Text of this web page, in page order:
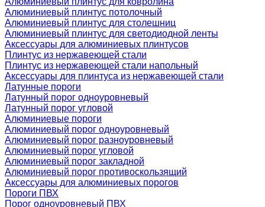
Алюминиевый плинтус потолочный
Алюминиевый плинтус для столешниц
Алюминиевый плинтус для светодиодной ленты
Аксессуары для алюминиевых плинтусов
Плинтус из нержавеющей стали
Плинтус из нержавеющей стали напольный
Аксессуары для плинтуса из нержавеющей стали
Латунные пороги
Латунный порог одноуровневый
Латунный порог угловой
Алюминиевые пороги
Алюминиевый порог одноуровневый
Алюминиевый порог разноуровневый
Алюминиевый порог угловой
Алюминиевый порог закладной
Алюминиевый порог противоскользящий
Аксессуары для алюминиевых порогов
Пороги ПВХ
Порог одноуровневый ПВХ